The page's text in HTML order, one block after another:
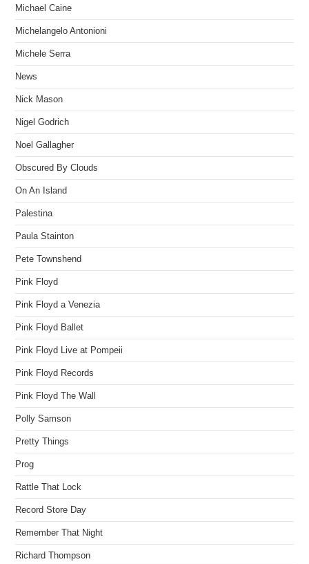
Michael Caine
Michelangelo Antonioni
Michele Serra
News
Nick Mason
Nigel Godrich
Noel Gallagher
Obscured By Clouds
On An Island
Palestina
Paula Stainton
Pete Townshend
Pink Floyd
Pink Floyd a Venezia
Pink Floyd Ballet
Pink Floyd Live at Pompeii
Pink Floyd Records
Pink Floyd The Wall
Polly Samson
Pretty Things
Prog
Rattle That Lock
Record Store Day
Remember That Night
Richard Thompson